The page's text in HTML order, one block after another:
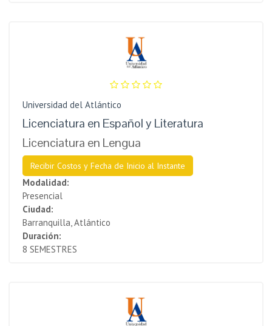
Universidad del Atlántico
Licenciatura en Español y Literatura
Licenciatura en Lengua
Recibir Costos y Fecha de Inicio al Instante
Modalidad:
Presencial
Ciudad:
Barranquilla, Atlántico
Duración:
8 SEMESTRES